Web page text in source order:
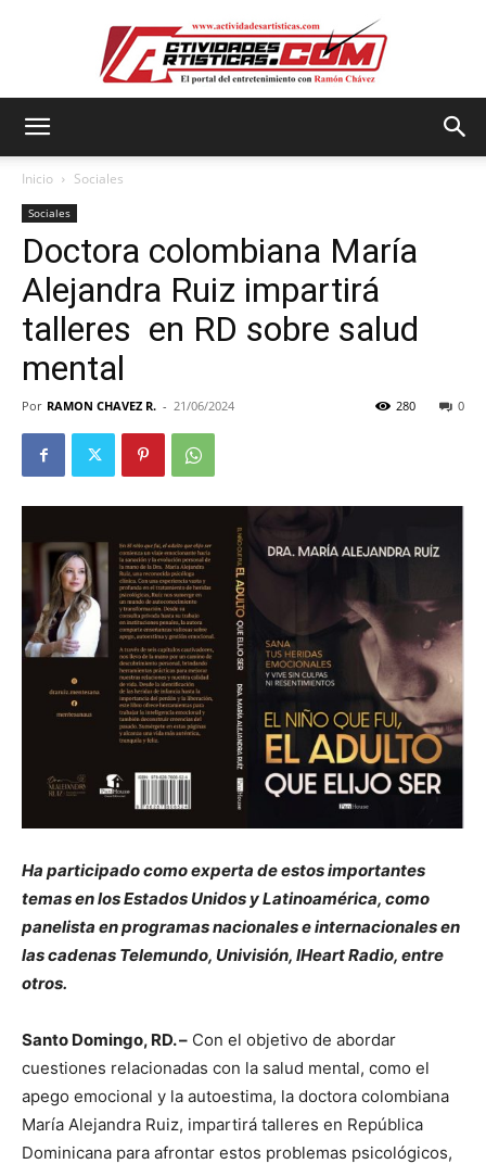
Inicio Sociales
Sociales
Doctora colombiana María
Alejandra Ruiz impartirá
talleres en RD sobre salud
mental
Por RAMON CHAVEZ R. - 21/06/2024 0
280
Ha participado como experta de estos importantes
temas en los Estados Unidos y Latinoamérica, como
panelista en programas nacionales e internacionales en
las cadenas Telemundo, Univisión, IHeart Radio, entre
otros.
Santo Domingo, RD. – Con el objetivo de abordar
cuestiones relacionadas con la salud mental, como el
apego emocional y la autoestima, la doctora colombiana
María Alejandra Ruiz, impartirá talleres en República
Dominicana para afrontar estos problemas psicológicos,